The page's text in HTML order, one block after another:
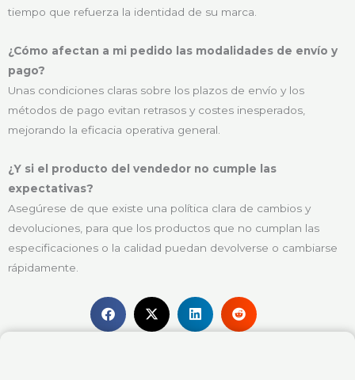
tiempo que refuerza la identidad de su marca.
¿Cómo afectan a mi pedido las modalidades de envío y
pago?
Unas condiciones claras sobre los plazos de envío y los
métodos de pago evitan retrasos y costes inesperados,
mejorando la eficacia operativa general.
¿Y si el producto del vendedor no cumple las
expectativas?
Asegúrese de que existe una política clara de cambios y
devoluciones, para que los productos que no cumplan las
especificaciones o la calidad puedan devolverse o cambiarse
rápidamente.